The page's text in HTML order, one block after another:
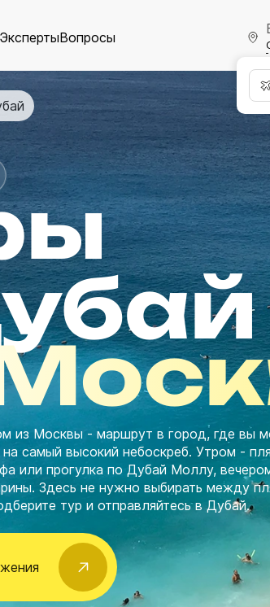
ЭкспертыВопросы
из Москвы - маршрут в город, где вы
на самый высокий небоскреб. Утром -
или прогулка по Дубай Моллу,
Здесь не нужно выбирать между
тур и отправляйтесь в Дубай.